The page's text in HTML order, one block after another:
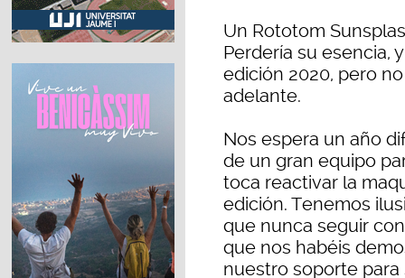
Un Rototom
Perdería su esencia,
edición 2020, pero
adelante.
Nos espera un año
de un gran equipo
toca reactivar la
edición. Tenemos
que nunca seguir
que nos habéis
nuestro soporte